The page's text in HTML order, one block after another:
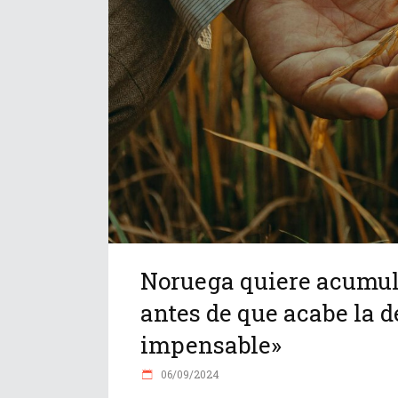
Noruega quiere
antes de que acabe la
impensable»
06/09/2024